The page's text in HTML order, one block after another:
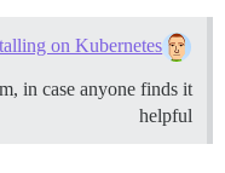
on Kubernetes
in case anyone finds it
helpful